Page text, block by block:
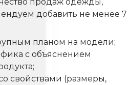
добавить не менее 7
планом на модели;
с объяснением
свойствами (размеры,